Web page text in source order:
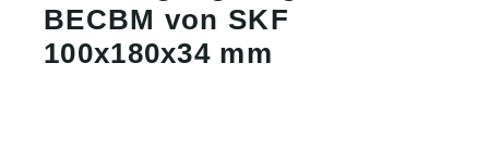
BECBM von SKF
100x180x34 mm